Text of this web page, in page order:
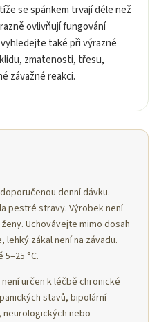
se spánkem trvají déle než
ovlivňují fungování
také při výrazné
zmatenosti, třesu,
závažné reakci.
denní dávku.
pestré stravy. Výrobek není
Uchovávejte mimo dosah
zákal není na závadu.
°C.
určen k léčbě chronické
stavů, bipolární
neurologických nebo